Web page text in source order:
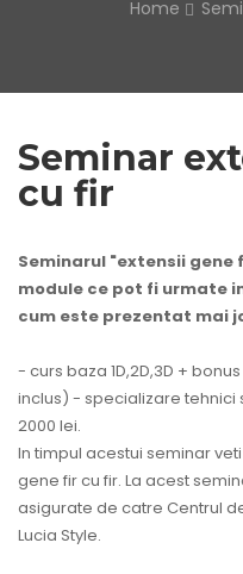
Home
Seminar
cu fir
Seminarul "extensii
module ce pot fi urmate
cum este prezentat mai
- curs baza 1D,2D,3D +
inclus) - specializare tehnici
2000 lei.
In timpul acestui seminar
gene fir cu fir. La acest
asigurate de catre Centrul
Lucia Style.